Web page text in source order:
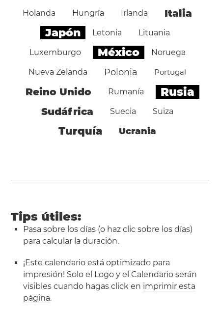
Holanda Hungría Irlanda Italia
Japón Letonia Lituania
Luxemburgo México Noruega
Nueva Zelanda Polonia Portugal
Reino Unido Rumanía Rusia
Sudáfrica Suecia Suiza
Turquía Ucrania
Tips útiles:
Pasa sobre los días (o haz clic sobre los días)
para calcular la duración.
¡Este calendario está optimizado para
impresión! Solo el Logo y el Calendario serán
visibles cuando hagas click en imprimir esta
página.